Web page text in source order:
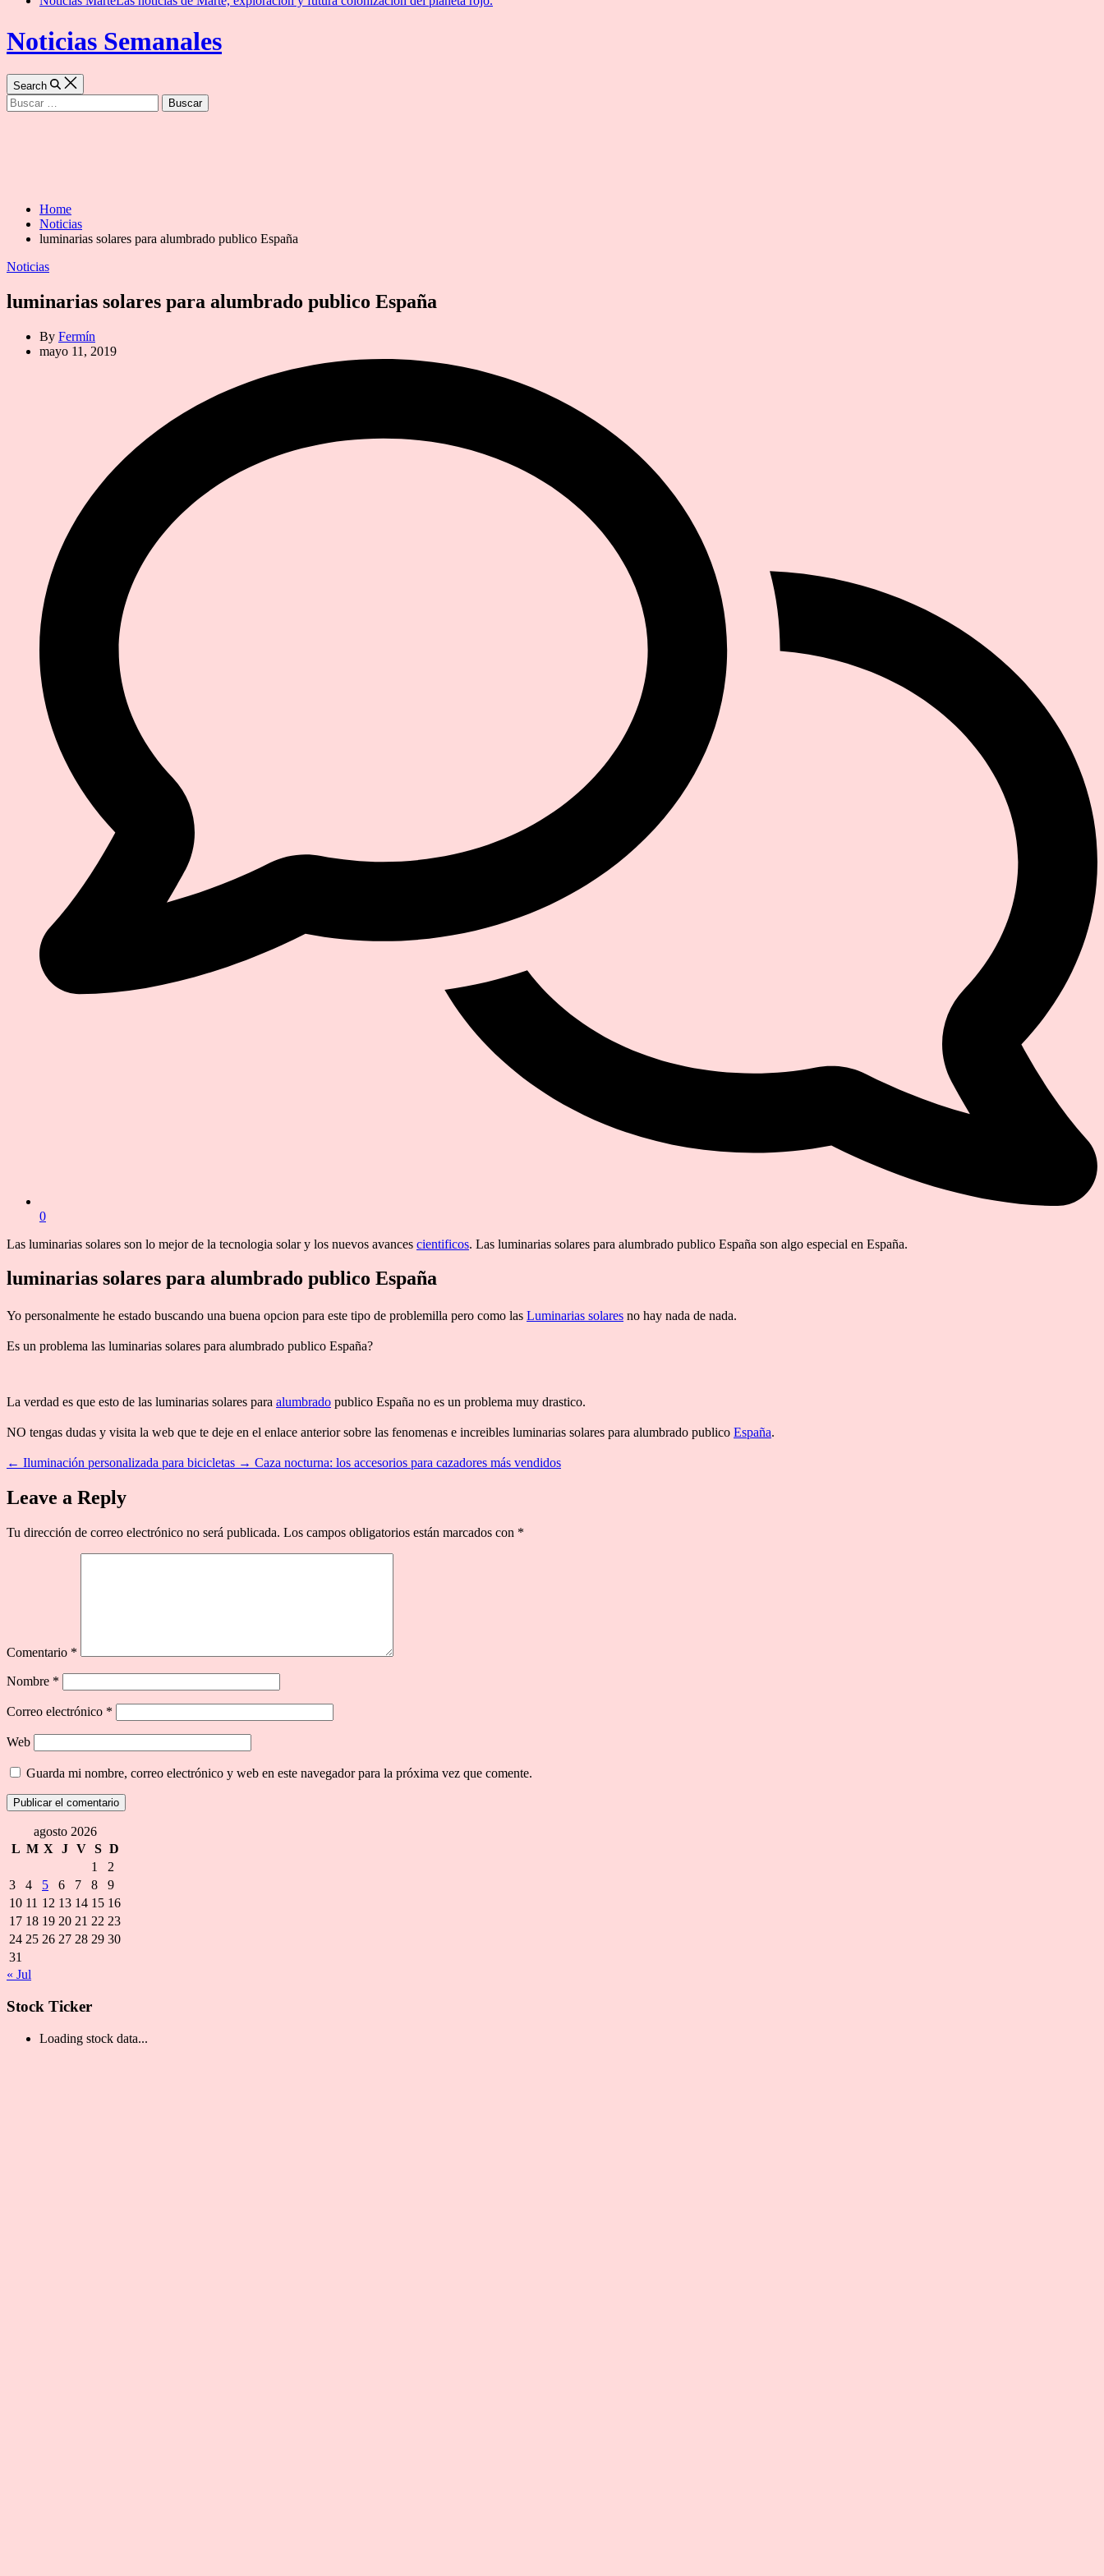
Noticias Semanales
Search
Buscar:
Home
Noticias
luminarias solares para alumbrado publico España
Categories
Noticias
luminarias solares para alumbrado publico España
By Fermín
mayo 11, 2019
0
Las luminarias solares son lo mejor de la tecnologia solar y los nuevos avances cientificos. Las luminarias solares para alumbrado publico España son algo especial en España.
luminarias solares para alumbrado publico España
Yo personalmente he estado buscando una buena opcion para este tipo de problemilla pero como las Luminarias solares no hay nada de nada.
Es un problema las luminarias solares para alumbrado publico España?
La verdad es que esto de las luminarias solares para alumbrado publico España no es un problema muy drastico.
NO tengas dudas y visita la web que te deje en el enlace anterior sobre las fenomenas e increibles luminarias solares para alumbrado publico España.
← Iluminación personalizada para bicicletas → Caza nocturna: los accesorios para cazadores más vendidos
Leave a Reply
Tu dirección de correo electrónico no será publicada. Los campos obligatorios están marcados con *
Comentario *
Nombre *
Correo electrónico *
Web
Guarda mi nombre, correo electrónico y web en este navegador para la próxima vez que comente.
agosto 2026
L M X J V S D
1
2
3
4 5 6 7 8
9
10 11 12 13 14 15 16
17 18 19 20 21 22 23
24 25 26 27 28 29 30
31
« Jul
Stock Ticker
Loading stock data...